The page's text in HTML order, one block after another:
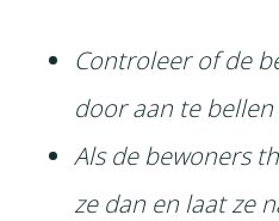
osterreich.com
Controleer of de
door aan te
Als de bewoners
ze dan en laat ze